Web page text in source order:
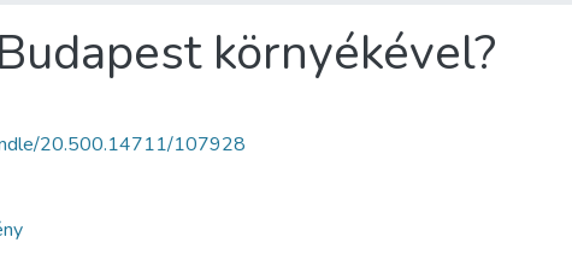
környékével?
20.500.14711/107928